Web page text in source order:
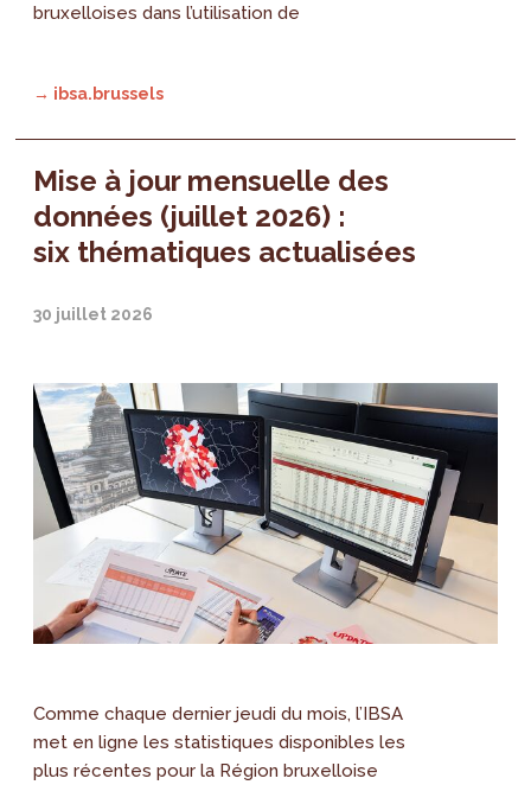
bruxelloises dans l’utilisation de
→ ibsa.brussels
Mise à jour mensuelle des
données (juillet 2026) :
six thématiques actualisées
30 juillet 2026
Comme chaque dernier jeudi du mois, l’IBSA
met en ligne les statistiques disponibles les
plus récentes pour la Région bruxelloise